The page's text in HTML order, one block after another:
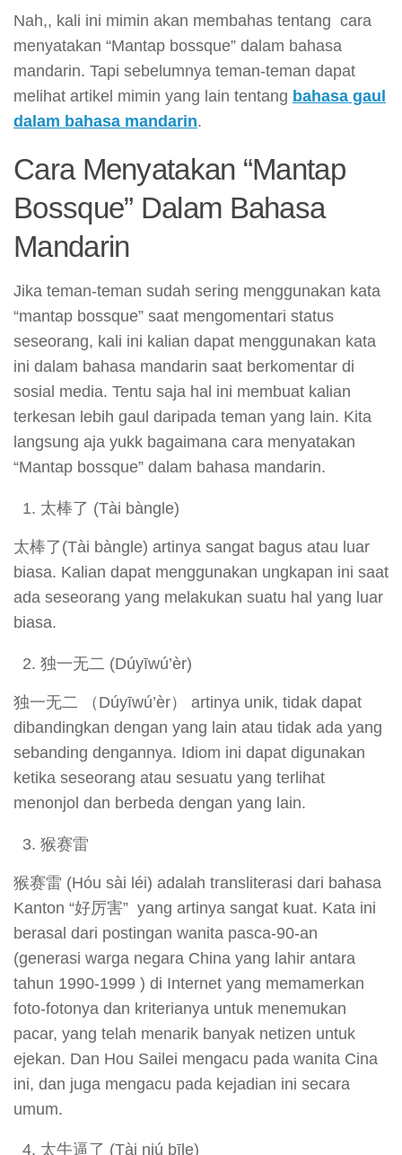
Nah,, kali ini mimin akan membahas tentang cara
menyatakan “Mantap bossque” dalam bahasa
mandarin. Tapi sebelumnya teman-teman dapat
melihat artikel mimin yang lain tentang bahasa gaul
dalam bahasa mandarin.
Cara Menyatakan “Mantap
Bossque” Dalam Bahasa
Mandarin
Jika teman-teman sudah sering menggunakan kata
“mantap bossque” saat mengomentari status
seseorang, kali ini kalian dapat menggunakan kata
ini dalam bahasa mandarin saat berkomentar di
sosial media. Tentu saja hal ini membuat kalian
terkesan lebih gaul daripada teman yang lain. Kita
langsung aja yukk bagaimana cara menyatakan
“Mantap bossque” dalam bahasa mandarin.
太棒了 (Tài bàngle)
太棒了(Tài bàngle) artinya sangat bagus atau luar
biasa. Kalian dapat menggunakan ungkapan ini saat
ada seseorang yang melakukan suatu hal yang luar
biasa.
独一无二 (Dúyīwú’èr)
独一无二 （Dúyīwú’èr） artinya unik, tidak dapat
dibandingkan dengan yang lain atau tidak ada yang
sebanding dengannya. Idiom ini dapat digunakan
ketika seseorang atau sesuatu yang terlihat
menonjol dan berbeda dengan yang lain.
猴赛雷
猴赛雷 (Hóu sài léi) adalah transliterasi dari bahasa
Kanton “好厉害” yang artinya sangat kuat. Kata ini
berasal dari postingan wanita pasca-90-an
(generasi warga negara China yang lahir antara
tahun 1990-1999 ) di Internet yang memamerkan
foto-fotonya dan kriterianya untuk menemukan
pacar, yang telah menarik banyak netizen untuk
ejekan. Dan Hou Sailei mengacu pada wanita Cina
ini, dan juga mengacu pada kejadian ini secara
umum.
太牛逼了 (Tài niú bīle)